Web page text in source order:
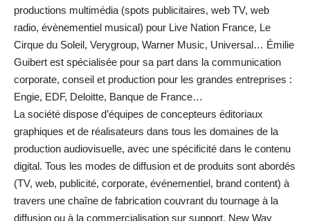
productions multimédia (spots publicitaires, web TV, web
radio, évènementiel musical) pour Live Nation France, Le
Cirque du Soleil, Verygroup, Warner Music, Universal… Émilie
Guibert est spécialisée pour sa part dans la communication
corporate, conseil et production pour les grandes entreprises :
Engie, EDF, Deloitte, Banque de France…
La société dispose d’équipes de concepteurs éditoriaux
graphiques et de réalisateurs dans tous les domaines de la
production audiovisuelle, avec une spécificité dans le contenu
digital. Tous les modes de diffusion et de produits sont abordés
(TV, web, publicité, corporate, événementiel, brand content) à
travers une chaîne de fabrication couvrant du tournage à la
diffusion ou à la commercialisation sur support. New Way